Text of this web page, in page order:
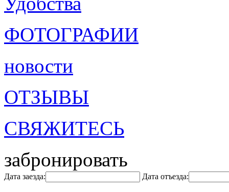
ФОТОГРАФИИ
новости
ОТЗЫВЫ
СВЯЖИТЕСЬ
забронировать
Дата заезда: Дата отъезда: